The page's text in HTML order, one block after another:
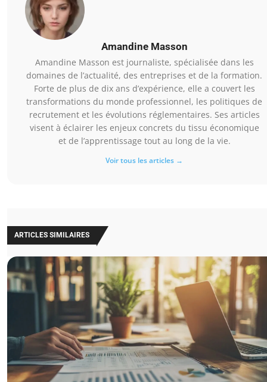
Amandine Masson
Amandine Masson est journaliste, spécialisée dans les
domaines de l’actualité, des entreprises et de la formation.
Forte de plus de dix ans d’expérience, elle a couvert les
transformations du monde professionnel, les politiques de
recrutement et les évolutions réglementaires. Ses articles
visent à éclairer les enjeux concrets du tissu économique
et de l’apprentissage tout au long de la vie.
Voir tous les articles →
ARTICLES SIMILAIRES